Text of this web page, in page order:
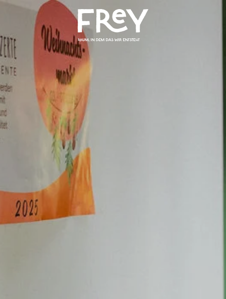
Skip to main content